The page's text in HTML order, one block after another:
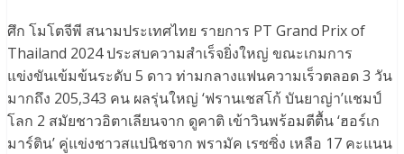
ศึก โมโตจีพี สนามประเทศไทย รายการ PT Grand Prix of
Thailand 2024 ประสบความสำเร็จยิ่งใหญ่ ขณะเกมการ
แข่งขันเข้มข้นระดับ 5 ดาว ท่ามกลางแฟนความเร็วตลอด 3 วัน
มากถึง 205,343 คน ผลรุ่นใหญ่ ‘ฟรานเชสโก้ บันยาญ่า’แชมป์
โลก 2 สมัยชาวอิตาเลียนจาก ดูคาติ เข้าวินพร้อมตีตื้น ‘ฮอร์เก
มาร์ติน’ คู่แข่งชาวสแปนิชจาก พรามัค เรซซิ่ง เหลือ 17 คะแนน